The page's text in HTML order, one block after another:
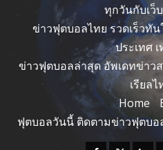
ทุกวันกับเว็
ข่าวฟุตบอลไทย รวดเร็วทัน
ประเทศ
ข่าวฟุตบอลล่าสุด อัพเดทข่าว
เรียล
Home
ฟุตบอลวันนี้ ติดตามข่าวฟุตบอ